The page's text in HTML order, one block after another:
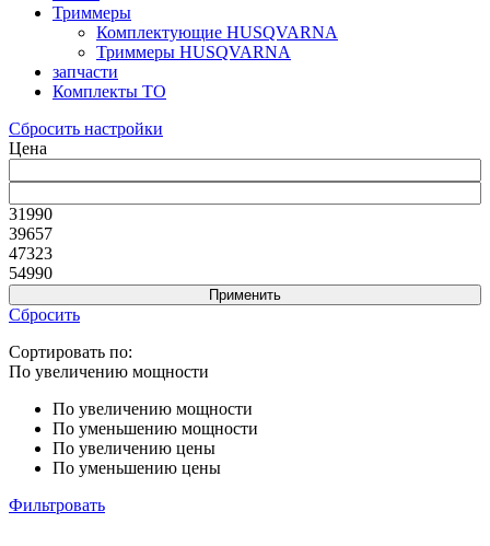
Триммеры
Комплектующие HUSQVARNA
Триммеры HUSQVARNA
запчасти
Комплекты ТО
Сбросить настройки
Цена
31990
39657
47323
54990
Сбросить
Сортировать по:
По увеличению мощности
По увеличению мощности
По уменьшению мощности
По увеличению цены
По уменьшению цены
Фильтровать